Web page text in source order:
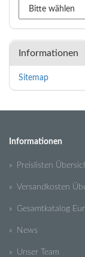
Informationen
Sitemap
Informationen
» Preislisten
» Versandkosten
» Gesamtkatalog
» News
» Unser Team